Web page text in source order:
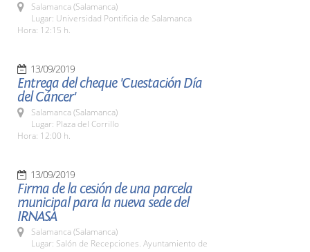
Salamanca (Salamanca)
Lugar: Universidad Pontificia de Salamanca
Hora: 12:15 h.
13/09/2019
Entrega del cheque 'Cuestación Día
del Cáncer'
Salamanca (Salamanca)
Lugar: Plaza del Corrillo
Hora: 12:00 h.
13/09/2019
Firma de la cesión de una parcela
municipal para la nueva sede del
IRNASA
Salamanca (Salamanca)
Lugar: Salón de Recepciones. Ayuntamiento de